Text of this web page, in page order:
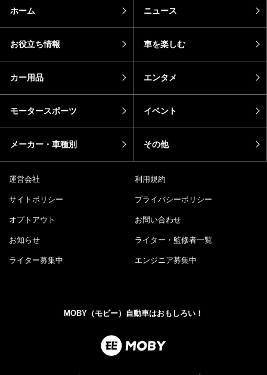
ホーム ニュース
お役立ち情報 車を楽しむ
カー用品 エンタメ
モータースポーツ イベント
メーカー・車種別 その他
運営会社 利用規約
サイトポリシー プライバシーポリシー
オプトアウト お問い合わせ
お知らせ ライター・監修者一覧
ライター募集中 エンジニア募集中
MOBY（モビー）自動車はおもしろい！